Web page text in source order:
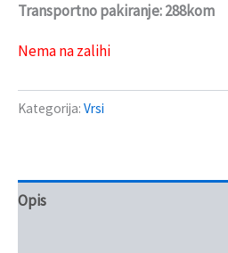
Transportno pakiranje: 288kom
Nema na zalihi
Kategorija: Vrsi
Opis